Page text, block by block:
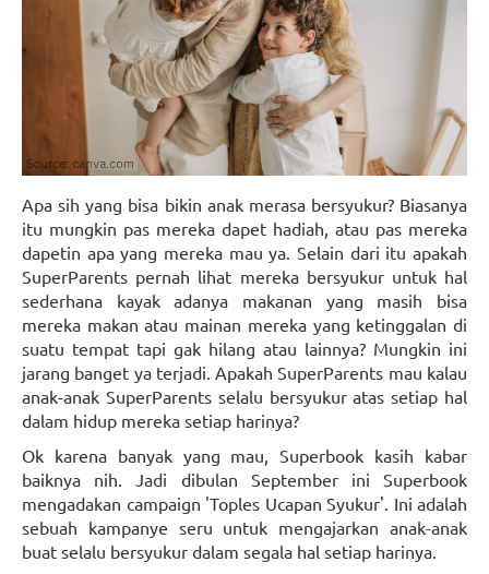
Apa sih yang bisa bikin anak merasa bersyukur? Biasanya
itu mungkin pas mereka dapet hadiah, atau pas mereka
dapetin apa yang mereka mau ya. Selain dari itu apakah
SuperParents pernah lihat mereka bersyukur untuk hal
sederhana kayak adanya makanan yang masih bisa
mereka makan atau mainan mereka yang ketinggalan di
suatu tempat tapi gak hilang atau lainnya? Mungkin ini
jarang banget ya terjadi. Apakah SuperParents mau kalau
anak-anak SuperParents selalu bersyukur atas setiap hal
dalam hidup mereka setiap harinya?
Ok karena banyak yang mau, Superbook kasih kabar
baiknya nih. Jadi dibulan September ini Superbook
mengadakan campaign 'Toples Ucapan Syukur'. Ini adalah
sebuah kampanye seru untuk mengajarkan anak-anak
buat selalu bersyukur dalam segala hal setiap harinya.